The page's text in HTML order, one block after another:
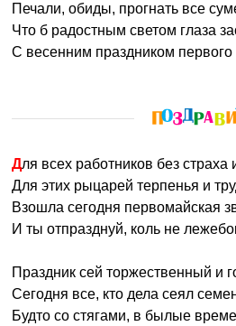
Печали, обиды, прогнать все
Что б радостным светом глаза
С весенним праздником первого
Для всех работников без страха
Для этих рыцарей терпенья и
Взошла сегодня первомайская
И ты отпразднуй, коль не
Праздник сей торжественный и
Сегодня все, кто дела сеял
Будто со стягами, в былые